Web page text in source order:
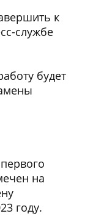
к
службе
будет
на
году.